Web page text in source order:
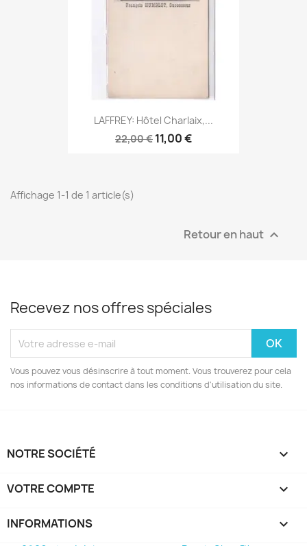
LAFFREY: Hôtel Charlaix,...
22,00 € 11,00 €
Affichage 1-1 de 1 article(s)
Retour en haut 
Recevez nos offres spéciales
Vous pouvez vous désinscrire à tout moment. Vous trouverez pour cela
nos informations de contact dans les conditions d'utilisation du site.
NOTRE SOCIÉTÉ 
VOTRE COMPTE 
INFORMATIONS keyboard_arrow_down